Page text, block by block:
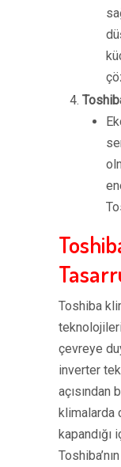
Toshiba
çevreye
inverter
açısından
klimalarda
kapandığı